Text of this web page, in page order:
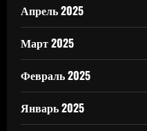
Апрель 2025
Март 2025
Февраль 2025
Январь 2025